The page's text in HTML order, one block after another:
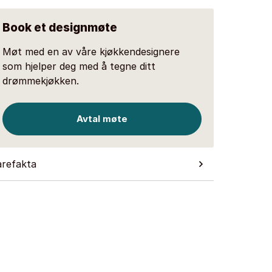
Book et designmøte
Møt med en av våre kjøkkendesignere
som hjelper deg med å tegne ditt
drømmekjøkken.
Avtal møte